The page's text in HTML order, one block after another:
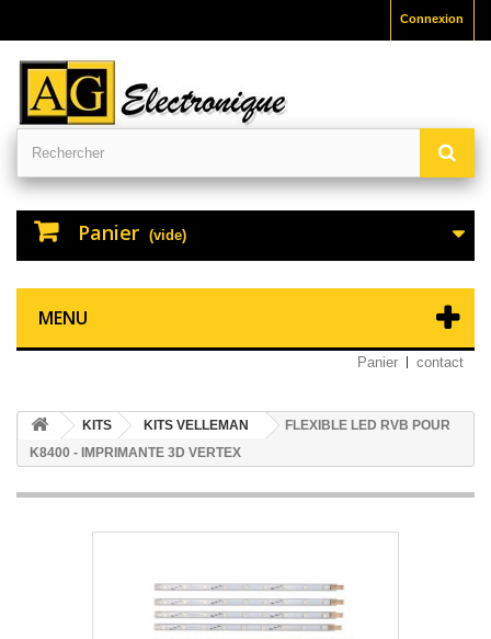
Connexion
Panier (vide)
MENU
Panier contact
KITS KITS VELLEMAN
FLEXIBLE LED RVB POUR
K8400 - IMPRIMANTE 3D VERTEX